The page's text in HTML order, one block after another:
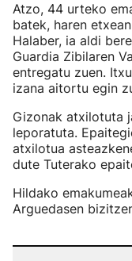
Atzo, 44 urteko
batek, haren
Halaber, ia aldi
Guardia Zibilaren
entregatu zuen.
izana aitortu egin
Gizonak atxilotuta
leporatuta.
atxilotua
dute Tuterako
Hildako
Arguedasen